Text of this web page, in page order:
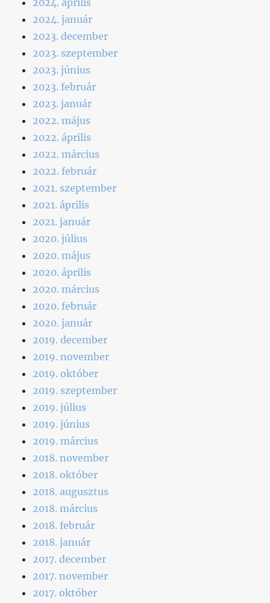
2024. április
2024. január
2023. december
2023. szeptember
2023. június
2023. február
2023. január
2022. május
2022. április
2022. március
2022. február
2021. szeptember
2021. április
2021. január
2020. július
2020. május
2020. április
2020. március
2020. február
2020. január
2019. december
2019. november
2019. október
2019. szeptember
2019. július
2019. június
2019. március
2018. november
2018. október
2018. augusztus
2018. március
2018. február
2018. január
2017. december
2017. november
2017. október